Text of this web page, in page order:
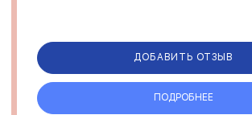
ДОБАВИТЬ ОТЗЫВ
ПОДРОБНЕЕ